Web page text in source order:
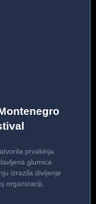
prvakinja
glumica
izrazila divljenje
organizaciji,